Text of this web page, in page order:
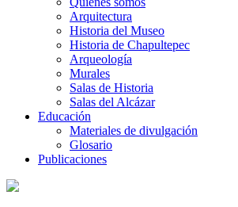
Arquitectura
Historia del Museo
Historia de Chapultepec
Arqueología
Murales
Salas de Historia
Salas del Alcázar
Educación
Materiales de divulgación
Glosario
Publicaciones